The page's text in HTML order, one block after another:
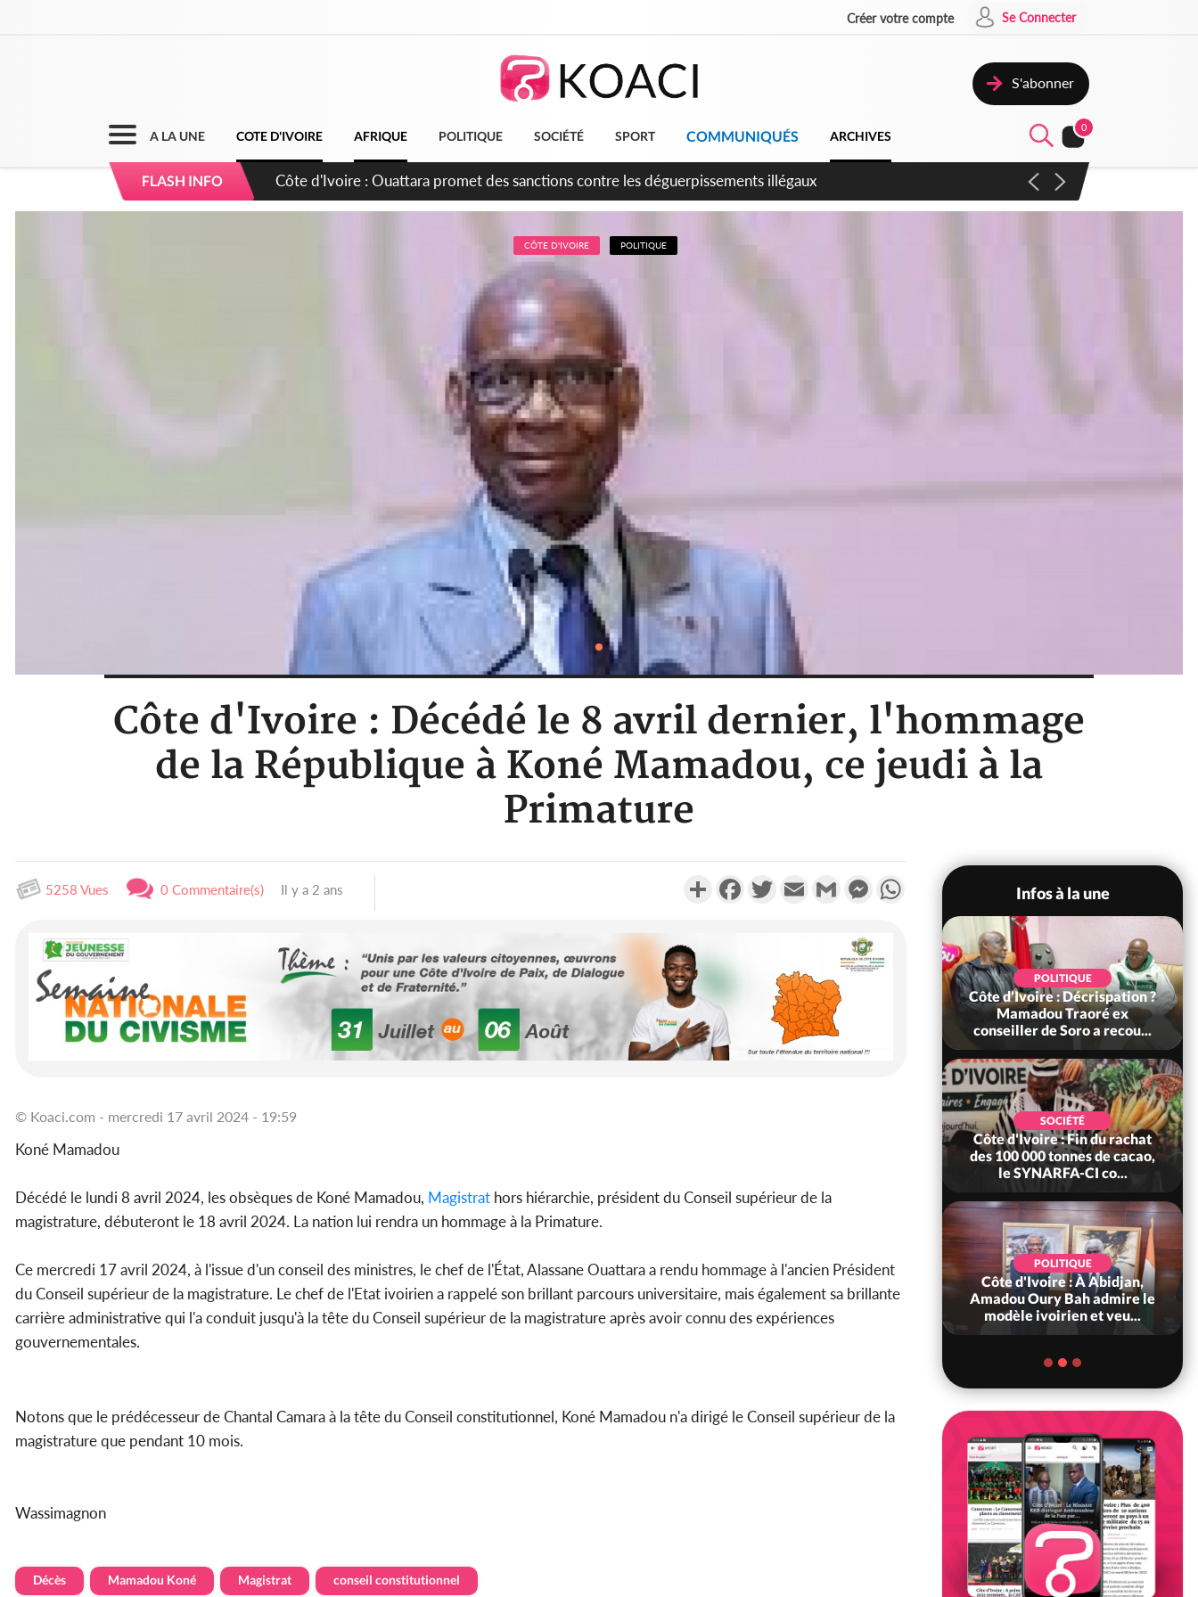
Créer votre compte Se Connecter
S'abonner
A LA UNE COTE D'IVOIRE AFRIQUE POLITIQUE SOCIÉTÉ SPORT COMMUNIQUÉS ARCHIVES
0
FLASH INFO
Côte d'Ivoire : 66è anniversaire de l'indépendance, Alassane Ouattara promet d'accélérer les réformes et les
grands investissements pour une nation plus forte et plus prospère
CÔTE D'IVOIRE POLITIQUE
Côte d'Ivoire : Décédé le 8 avril dernier, l'hommage
de la République à Koné Mamadou, ce jeudi à la
Primature
5258 Vues 0 Commentaire(s) Il y a 2 ans PartagerFacebookTwitterEmail Gmail MessengerWhatsApp
© Koaci.com - mercredi 17 avril 2024 - 19:59
Koné Mamadou
Décédé le lundi 8 avril 2024, les obsèques de Koné Mamadou, Magistrat hors hiérarchie, président du Conseil supérieur de la
magistrature, débuteront le 18 avril 2024. La nation lui rendra un hommage à la Primature.
Ce mercredi 17 avril 2024, à l'issue d'un conseil des ministres, le chef de l'État, Alassane Ouattara a rendu hommage à l'ancien Président
du Conseil supérieur de la magistrature. Le chef de l'Etat ivoirien a rappelé son brillant parcours universitaire, mais également sa brillante
carrière administrative qui l'a conduit jusqu'à la tête du Conseil supérieur de la magistrature après avoir connu des expériences
gouvernementales.
Notons que le prédécesseur de Chantal Camara à la tête du Conseil constitutionnel, Koné Mamadou n'a dirigé le Conseil supérieur de la
magistrature que pendant 10 mois.
Wassimagnon
Décès Mamadou Koné Magistrat conseil constitutionnel
Infos à la une
SOCIÉTÉ
Côte d'Ivoire : Ouattara
promet des sanctions contre
les déguerpissements i...
Côte d'Ivoire : 66è
anniversaire de
l'indépendance, Alassane
Ouattara prome...
POLITIQUE
Côte d'Ivoire : Décrispation ?
Mamadou Traoré ex
conseiller de Soro a recou...
SOCIÉTÉ
Côte d'Ivoire : Fin du rachat
des 100 000 tonnes de cacao,
le SYNARFA-CI co...
POLITIQUE
Côte d'Ivoire : À Abidjan,
Amadou Oury Bah admire le
modèle ivoirien et veu...